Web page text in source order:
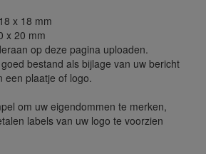
x 18 mm
x 20 mm
op deze pagina uploaden.
bestand als bijlage van uw bericht
een plaatje of logo.
om uw eigendommen te merken,
labels van uw logo te voorzien